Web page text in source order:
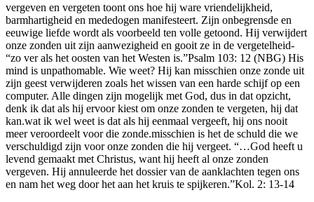
vergeven en vergeten toont ons hoe hij ware vriendelijkheid,
barmhartigheid en mededogen manifesteert. Zijn onbegrensde en
eeuwige liefde wordt als voorbeeld ten volle getoond. Hij verwijdert
onze zonden uit zijn aanwezigheid en gooit ze in de vergetelheid-
“zo ver als het oosten van het Westen is.”Psalm 103: 12 (NBG) His
mind is unpathomable. Wie weet? Hij kan misschien onze zonde uit
zijn geest verwijderen zoals het wissen van een harde schijf op een
computer. Alle dingen zijn mogelijk met God, dus in dat opzicht,
denk ik dat als hij ervoor kiest om onze zonden te vergeten, hij dat
kan.wat ik wel weet is dat als hij eenmaal vergeeft, hij ons nooit
meer veroordeelt voor die zonde.misschien is het de schuld die we
verschuldigd zijn voor onze zonden die hij vergeet. “…God heeft u
levend gemaakt met Christus, want hij heeft al onze zonden
vergeven. Hij annuleerde het dossier van de aanklachten tegen ons
en nam het weg door het aan het kruis te spijkeren.”Kol. 2: 13-14